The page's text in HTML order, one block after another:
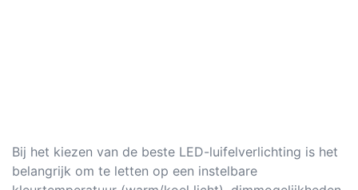
Bij het kiezen van de beste LED-luifelverlichting is het
belangrijk om te letten op een instelbare